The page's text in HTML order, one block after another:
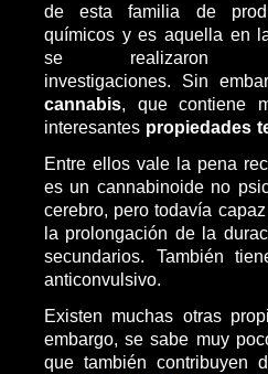
de esta familia de
químicos y es aquella en
se realizaron
investigaciones. Sin
cannabis, que contiene
interesantes propiedades
Entre ellos vale la pena
es un cannabinoide no
cerebro, pero todavía
la prolongación de la
secundarios. También
anticonvulsivo.
Existen muchas otras
embargo, se sabe muy
que también contribuyen